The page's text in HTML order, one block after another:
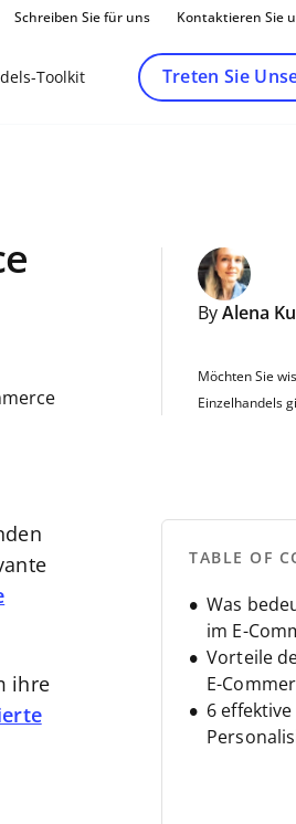
Schreiben Sie für uns Kontaktieren Sie
Toolkit Treten Sie
By Alena
Möchten Sie
Einzelhandels
ihre
TABLE OF
Was
im E-
Vorteile
E-
6 effektive